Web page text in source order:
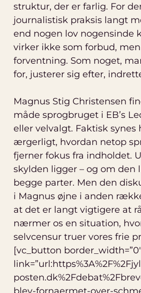
struktur, der er farlig. For
journalistisk praksis langt
end nogen lov nogensinde
virker ikke som forbud,
forventning. Som noget,
for, justerer sig efter,
Magnus Stig Christensen
måde sprogbruget i EB’s
eller velvalgt. Faktisk synes
ærgerligt, hvordan netop
fjerner fokus fra indholdet.
skylden ligger – og om den
begge parter. Men den
i Magnus øjne i anden
at det er langt vigtigere at
nærmer os en situation,
selvcensur truer vores frie
[vc_button
blev-fornaermet-over-